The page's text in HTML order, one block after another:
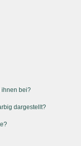
ihnen bei?
dargestellt?